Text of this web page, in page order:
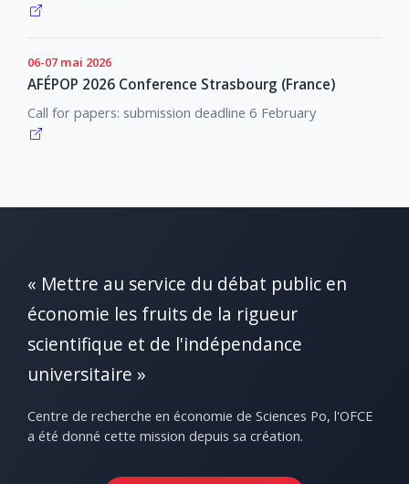
06-07 mai 2026
AFÉPOP 2026 Conference Strasbourg (France)
Call for papers: submission deadline 6 February
« Mettre au service du débat public en
économie les fruits de la rigueur
scientifique et de l'indépendance
universitaire »
Centre de recherche en économie de Sciences Po, l'OFCE
a été donné cette mission depuis sa création.